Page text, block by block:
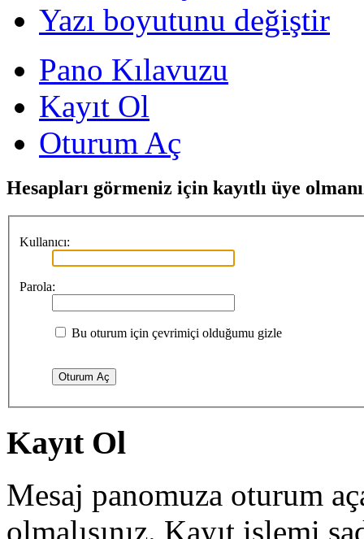
Yazı boyutunu değiştir
Pano Kılavuzu
Kayıt Ol
Oturum Aç
Hesapları görmeniz için kayıtlı üye
Kullanıcı:
Parola:
Bu oturum için çevrimiçi olduğumu gizle
Kayıt Ol
Mesaj panomuza oturum
olmalısınız. Kayıt işlemi